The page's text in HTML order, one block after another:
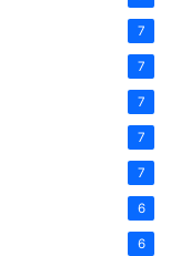
7
7
7
7
7
6
6